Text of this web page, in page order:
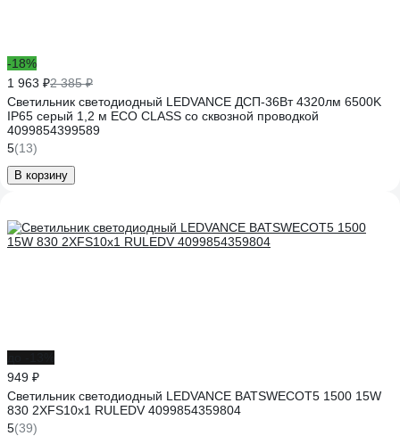
-18%
1 963 ₽2 385 ₽
Светильник светодиодный LEDVANCE ДСП-36Вт 4320лм 6500K
IP65 серый 1,2 м ECO CLASS со сквозной проводкой
4099854399589
5(13)
В корзину
949 ₽
Светильник светодиодный LEDVANCE BATSWECOT5 1500 15W
830 2XFS10x1 RULEDV 4099854359804
5(39)